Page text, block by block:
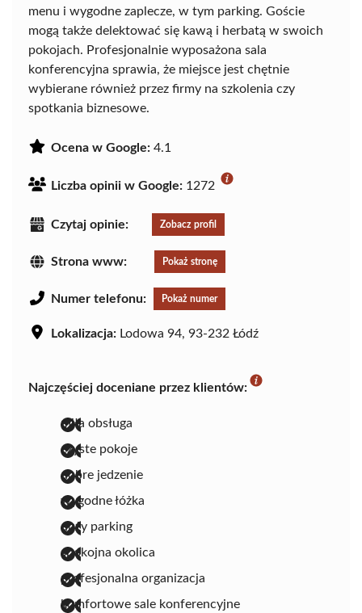
menu i wygodne zaplecze, w tym parking. Goście
mogą także delektować się kawą i herbatą w swoich
pokojach. Profesjonalnie wyposażona sala
konferencyjna sprawia, że miejsce jest chętnie
wybierane również przez firmy na szkolenia czy
spotkania biznesowe.
Ocena w Google: 4.1
Liczba opinii w Google: 1272
Czytaj opinie: Zobacz profil
Strona www: Pokaż stronę
Numer telefonu: Pokaż numer
Lokalizacja: Lodowa 94, 93-232 Łódź
Najczęściej doceniane przez klientów:
miła obsługa
czyste pokoje
dobre jedzenie
wygodne łóżka
duży parking
spokojna okolica
profesjonalna organizacja
komfortowe sale konferencyjne